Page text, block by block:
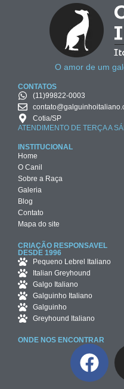
O amor de um
CONTATOS
(11)99822-0003
Cotia/SP
ATENDIMENTO DE TERÇA A
INSTITUCIONAL
Home
O Canil
Sobre a Raça
Galeria
Blog
Contato
Mapa do site
CRIAÇÃO RESPONSAVEL
DESDE 1996
Pequeno Lebrel Italiano
Italian Greyhound
Galgo Italiano
Galguinho Italiano
Galguinho
Greyhound Italiano
ONDE NOS ENCONTRAR